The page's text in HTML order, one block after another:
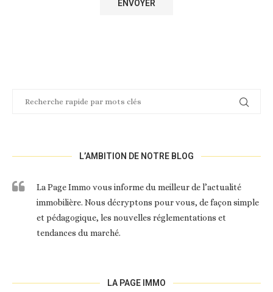
L’AMBITION DE NOTRE BLOG
La Page Immo vous informe du meilleur de l’actualité
immobilière. Nous décryptons pour vous, de façon simple
et pédagogique, les nouvelles réglementations et
tendances du marché.
LA PAGE IMMO